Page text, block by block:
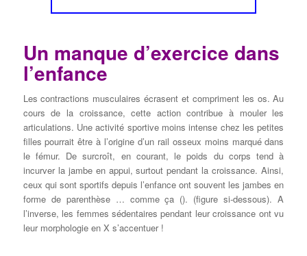
Un manque d’exercice dans
l’enfance
Les contractions musculaires écrasent et compriment les os. Au
cours de la croissance, cette action contribue à mouler les
articulations. Une activité sportive moins intense chez les petites
filles pourrait être à l’origine d’un rail osseux moins marqué dans
le fémur. De surcroît, en courant, le poids du corps tend à
incurver la jambe en appui, surtout pendant la croissance. Ainsi,
ceux qui sont sportifs depuis l’enfance ont souvent les jambes en
forme de parenthèse … comme ça (). (figure si-dessous). A
l’inverse, les femmes sédentaires pendant leur croissance ont vu
leur morphologie en X s’accentuer !